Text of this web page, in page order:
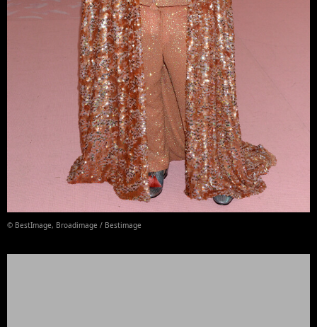
© BestImage, Broadimage / Bestimage